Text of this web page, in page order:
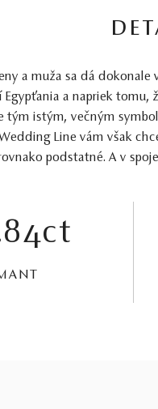
a muža sa dá
Egypťania a napriek tomu,
tým istým, večným
Line vám však
podstatné. A v